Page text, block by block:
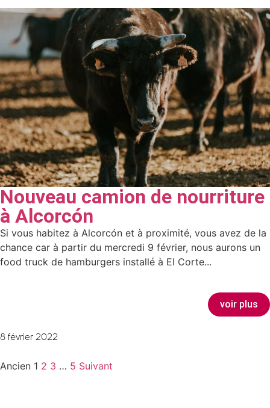
Nouveau camion de nourriture
à Alcorcón
Si vous habitez à Alcorcón et à proximité, vous avez de la
chance car à partir du mercredi 9 février, nous aurons un
food truck de hamburgers installé à El Corte...
voir plus
8 février 2022
Ancien 1 2 3 … 5 Suivant